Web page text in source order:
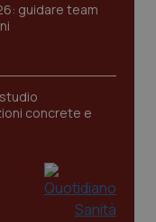
guidare team
concrete e